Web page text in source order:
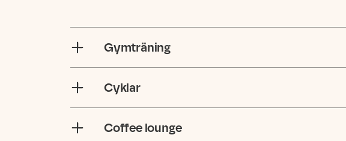
Gymträning
Cyklar
Coffee lounge